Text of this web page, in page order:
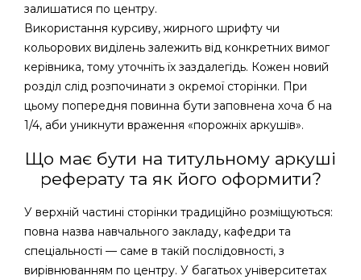
залишатися по центру.
Використання курсиву, жирного шрифту чи
кольорових виділень залежить від конкретних вимог
керівника, тому уточніть їх заздалегідь. Кожен новий
розділ слід розпочинати з окремої сторінки. При
цьому попередня повинна бути заповнена хоча б на
1/4, аби уникнути враження «порожніх аркушів».
Що має бути на титульному аркуші
реферату та як його оформити?
У верхній частині сторінки традиційно розміщуються:
повна назва навчального закладу, кафедри та
спеціальності — саме в такій послідовності, з
вирівнюванням по центру. У багатьох університетах